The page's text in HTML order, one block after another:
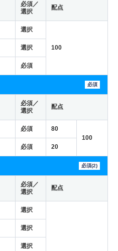
必須／
選択
配点
選択
100
選択
必須
必須
必須／
選択
配点
必須
80
100
必須 20
必須(2)
必須／
選択
配点
選択
選択
選択